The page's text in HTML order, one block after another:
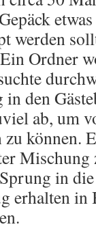
werden
Ordner
den
ab, um
können.
Mischung
in
erhalten